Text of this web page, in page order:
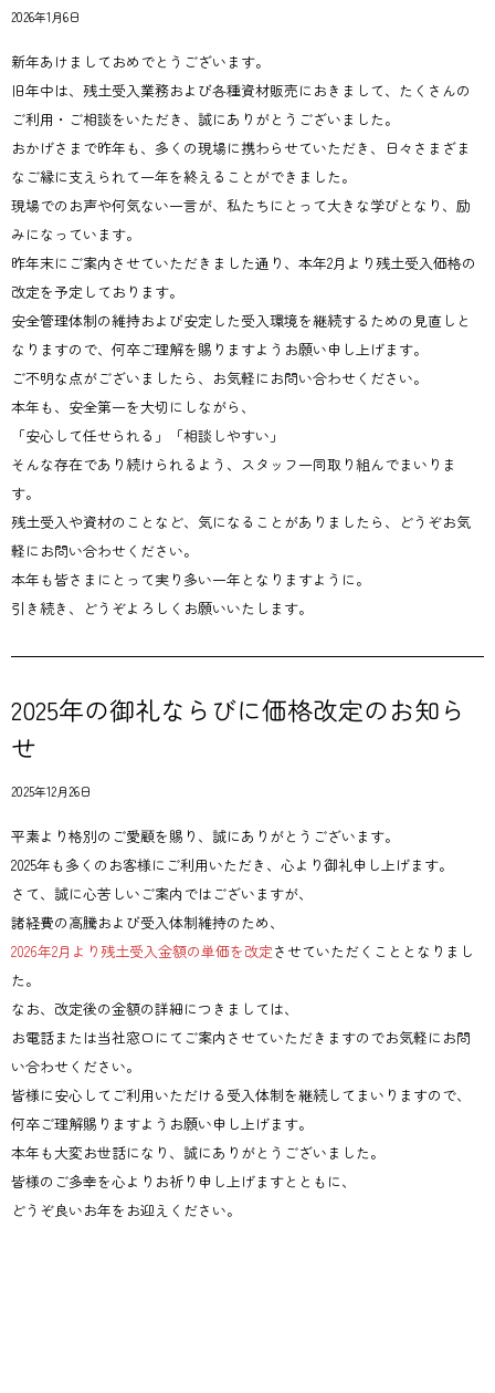
2026年1月6日
新年あけましておめでとうございます。
旧年中は、残土受入業務および各種資材販売におきまして、たくさんの
ご利用・ご相談をいただき、誠にありがとうございました。
おかげさまで昨年も、多くの現場に携わらせていただき、日々さまざま
なご縁に支えられて一年を終えることができました。
現場でのお声や何気ない一言が、私たちにとって大きな学びとなり、励
みになっています。
昨年末にご案内させていただきました通り、 本年2月より残土受入価格の
改定を予定しております。
安全管理体制の維持および安定した受入環境を継続するための見直しと
なりますので、何卒ご理解を賜りますようお願い申し上げます。
ご不明な点がございましたら、お気軽にお問い合わせください。
本年も、安全第一を大切にしながら、
「安心して任せられる」「相談しやすい」
そんな存在であり続けられるよう、スタッフ一同取り組んでまいりま
す。
残土受入や資材のことなど、気になることがありましたら、どうぞお気
軽にお問い合わせください。
本年も皆さまにとって実り多い一年となりますように。
引き続き、どうぞよろしくお願いいたします。
2025年の御礼ならびに価格改定のお知ら
せ
2025年12月26日
平素より格別のご愛顧を賜り、誠にありがとうございます。
2025年も多くのお客様にご利用いただき、心より御礼申し上げます。
さて、誠に心苦しいご案内ではございますが、
諸経費の高騰および受入体制維持のため、
2026年2月より残土受入金額の単価を改定させていただくこととなりまし
た。
なお、 改定後の金額の詳細につきましては、
お電話または当社窓口にてご案内させていただきますのでお気軽にお問
い合わせください。
皆様に安心してご利用いただける受入体制を継続してまいりますので、
何卒ご理解賜りますようお願い申し上げます。
本年も大変お世話になり、誠にありがとうございました。
皆様のご多幸を心よりお祈り申し上げますとともに、
どうぞ良いお年をお迎えください。